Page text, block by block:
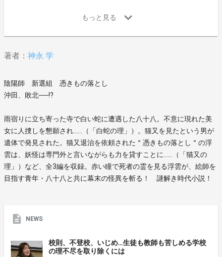
著者： 神永 学
陰陽師 新選組 憑きもの落とし
沖田、敗北──!?
雨宿りに立ち寄った寺で白い蛇に遭遇した八十八。不意に現れた美
女に人捜しを懇願され……（「白蛇の理」）。猫又を見たという男が
遺体で発見された。猫又退治を依頼された＂憑きもの落とし＂の浮
雲は、妖怪は専門外と言いながらも力を貸すことに……（「猫又の
理」）など、全3編を収録。赤い瞳で死者の霊を見る浮雲が、絵師を
目指す青年・八十八と共に幕末の怪異を斬る！ 謎解き時代小説！
NEWS
校則、不登校、いじめ…生徒も教師も苦しめる学校
の理不尽を取り除くには